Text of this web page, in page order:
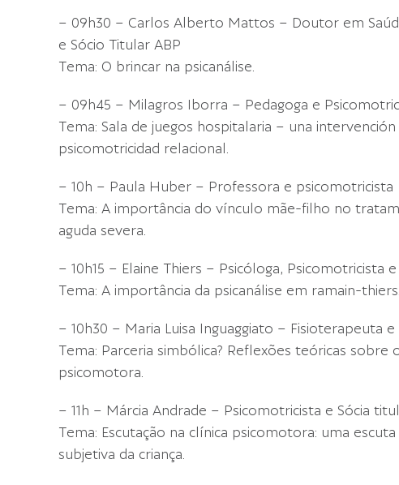
– 09h30 – Carlos Alberto Mattos – Doutor em
e Sócio Titular ABP
Tema: O brincar na psicanálise.
– 09h45 – Milagros Iborra – Pedagoga e
Tema: Sala de juegos hospitalaria – una
psicomotricidad relacional.
– 10h – Paula Huber – Professora e psicomotricista
Tema: A importância do vínculo mãe-filho no
aguda severa.
– 10h15 – Elaine Thiers – Psicóloga, Psicomotricista
Tema: A importância da psicanálise em ramain-thiers.
– 10h30 – Maria Luisa Inguaggiato – Fisioterapeuta
Tema: Parceria simbólica? Reflexões teóricas sobre
psicomotora.
– 11h – Márcia Andrade – Psicomotricista e Sócia
Tema: Escutação na clínica psicomotora: uma
subjetiva da criança.